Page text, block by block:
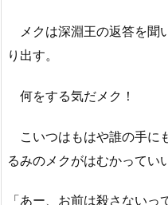
メクは深淵王の返答を聞
り出す。
何をする気だメク！
こいつはもはや誰の手に
るみのメクがはむかってい
「あー、お前は殺さないっ